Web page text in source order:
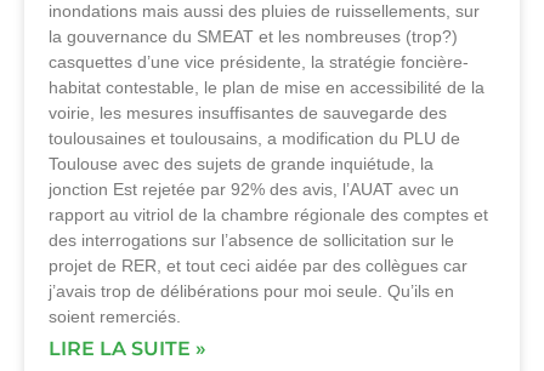
inondations mais aussi des pluies de ruissellements, sur
la gouvernance du SMEAT et les nombreuses (trop?)
casquettes d’une vice présidente, la stratégie foncière-
habitat contestable, le plan de mise en accessibilité de la
voirie, les mesures insuffisantes de sauvegarde des
toulousaines et toulousains, a modification du PLU de
Toulouse avec des sujets de grande inquiétude, la
jonction Est rejetée par 92% des avis, l’AUAT avec un
rapport au vitriol de la chambre régionale des comptes et
des interrogations sur l’absence de sollicitation sur le
projet de RER, et tout ceci aidée par des collègues car
j’avais trop de délibérations pour moi seule. Qu’ils en
soient remerciés.
LIRE LA SUITE »